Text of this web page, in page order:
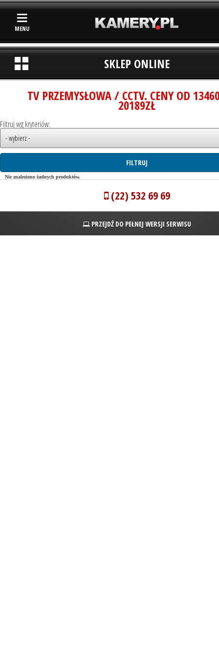
MENU
SKLEP ONLINE
TV PRZEMYSŁOWA / CCTV. CENY OD
20189ZŁ
Filtruj wg kryteriów:
Nie znaleziono żadnych produktów.
(22) 532 69 69
PRZEJDŹ DO PEŁNEJ WERSJI SERWISU